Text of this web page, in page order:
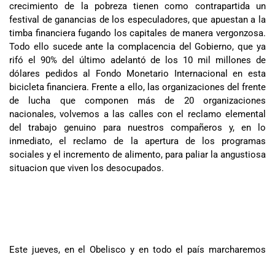
crecimiento de la pobreza tienen como contrapartida un
festival de ganancias de los especuladores, que apuestan a la
timba financiera fugando los capitales de manera vergonzosa.
Todo ello sucede ante la complacencia del Gobierno, que ya
rifó el 90% del último adelantó de los 10 mil millones de
dólares pedidos al Fondo Monetario Internacional en esta
bicicleta financiera. Frente a ello, las organizaciones del frente
de lucha que componen más de 20 organizaciones
nacionales, volvemos a las calles con el reclamo elemental
del trabajo genuino para nuestros compañeros y, en lo
inmediato, el reclamo de la apertura de los programas
sociales y el incremento de alimento, para paliar la angustiosa
situacion que viven los desocupados.
Este jueves, en el Obelisco y en todo el país marcharemos